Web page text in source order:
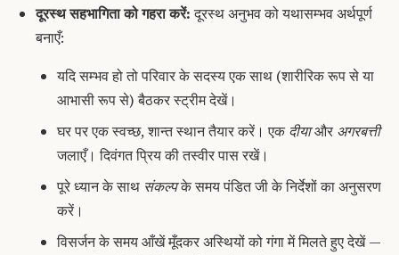
दूरस्थ सहभागिता को गहरा करें:दूरस्थ अनुभव को यथासम्भव अर्थपूर्ण
बनाएँ:
यदि सम्भव हो तो परिवार के सदस्य एक साथ (शारीरिक रूप से या
आभासी रूप से) बैठकर स्ट्रीम देखें।
घर पर एक स्वच्छ, शान्त स्थान तैयार करें। एकदीयाऔर अगरबत्ती
जलाएँ। दिवंगत प्रिय की तस्वीर पास रखें।
पूरे ध्यान के साथ संकल्पके समय पंडित जी के निर्देशों का अनुसरण
करें।
विसर्जन के समय आँखें मूँदकर अस्थियों को गंगा में मिलते हुए देखें —